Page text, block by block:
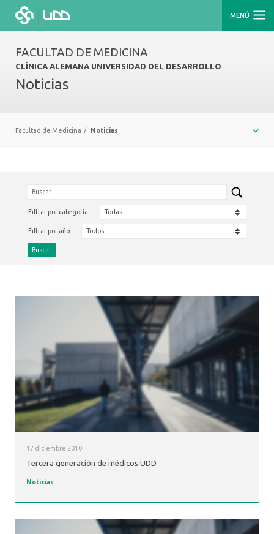
MENÚ
FACULTAD DE MEDICINA
CLÍNICA ALEMANA UNIVERSIDAD DEL DESARROLLO
Noticias
Facultad de Medicina / Noticias
Filtrar por categoría
Filtrar por año
Buscar
17 diciembre 2010
Tercera generación de médicos UDD
Noticias